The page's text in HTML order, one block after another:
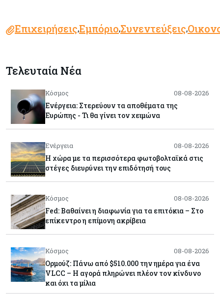
Επιχειρήσεις,Εμπόριο,Συνεντεύξεις,
Τελευταία Νέα
Κόσμος 08-08-2026
Ενέργεια: Στερεύουν τα αποθέματα της
Ευρώπης - Τι θα γίνει τον χειμώνα
Ενέργεια 08-08-2026
Η χώρα με τα περισσότερα φωτοβολταϊκά στις
στέγες διευρύνει την επιδότησή τους
Κόσμος 08-08-2026
Fed: Βαθαίνει η διαφωνία για τα επιτόκια – Στο
επίκεντρο η επίμονη ακρίβεια
Κόσμος 08-08-2026
Ορμούζ: Πάνω από $510.000 την ημέρα για ένα
VLCC – Η αγορά πληρώνει πλέον τον κίνδυνο
και όχι τα μίλια